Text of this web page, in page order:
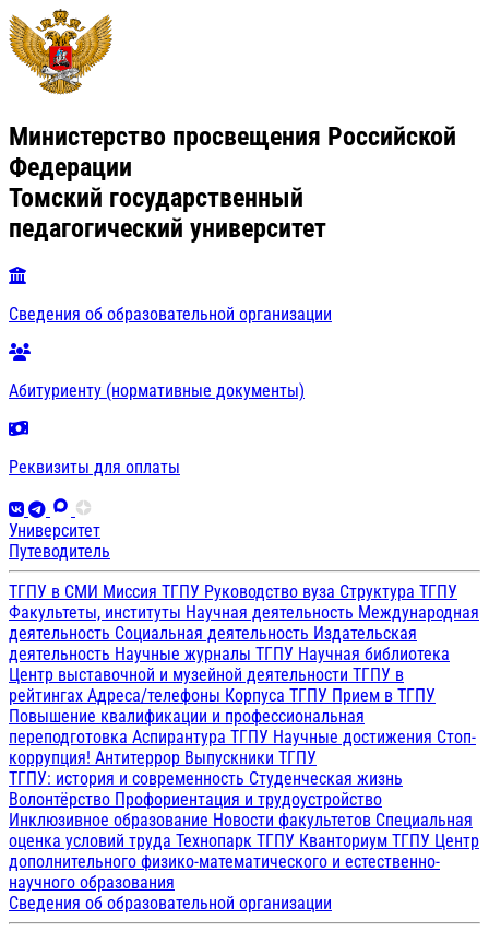
Министерство просвещения Российской
Федерации
Томский государственный
педагогический университет
Сведения об образовательной организации
Абитуриенту (нормативные документы)
Реквизиты для оплаты
Университет
Путеводитель
ТГПУ в СМИ Миссия ТГПУ Руководство вуза Структура ТГПУ
Факультеты, институты Научная деятельность Международная
деятельность Социальная деятельность Издательская
деятельность Научные журналы ТГПУ Научная библиотека
Центр выставочной и музейной деятельности ТГПУ в
рейтингах Адреса/телефоны Корпуса ТГПУ Прием в ТГПУ
Повышение квалификации и профессиональная
переподготовка Аспирантура ТГПУ Научные достижения Стоп-
коррупция! Антитеррор Выпускники ТГПУ
ТГПУ: история и современность Студенческая жизнь
Волонтёрство Профориентация и трудоустройство
Инклюзивное образование Новости факультетов Специальная
оценка условий труда Технопарк ТГПУ Кванториум ТГПУ Центр
дополнительного физико-математического и естественно-
научного образования
Сведения об образовательной организации